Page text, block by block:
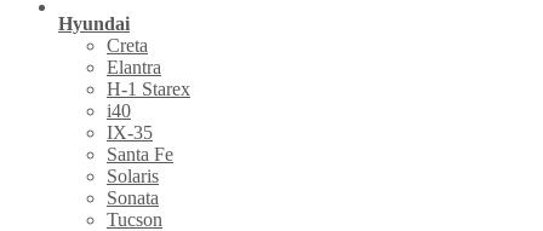
Hyundai
Creta
Elantra
H-1 Starex
i40
IX-35
Santa Fe
Solaris
Sonata
Tucson